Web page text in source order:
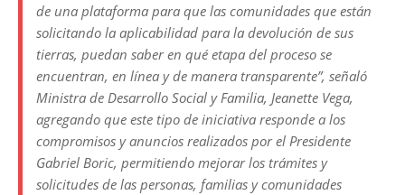
de una plataforma para que las comunidades que están
solicitando la aplicabilidad para la devolución de sus
tierras, puedan saber en qué etapa del proceso se
encuentran, en línea y de manera transparente”, señaló
Ministra de Desarrollo Social y Familia, Jeanette Vega,
agregando que este tipo de iniciativa responde a los
compromisos y anuncios realizados por el Presidente
Gabriel Boric, permitiendo mejorar los trámites y
solicitudes de las personas, familias y comunidades